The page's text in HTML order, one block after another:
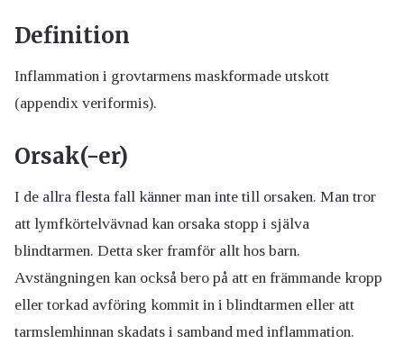
Definition
Inflammation i grovtarmens maskformade utskott
(appendix veriformis).
Orsak(-er)
I de allra flesta fall känner man inte till orsaken. Man tror
att lymfkörtelvävnad kan orsaka stopp i själva
blindtarmen. Detta sker framför allt hos barn.
Avstängningen kan också bero på att en främmande kropp
eller torkad avföring kommit in i blindtarmen eller att
tarmslemhinnan skadats i samband med inflammation.